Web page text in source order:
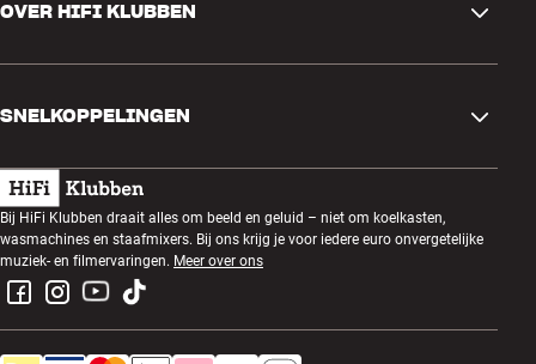
Ruilen en retourneren
Bestelling herroepen
Algemene voorwaarden
Privacybeleid
OVER HIFI KLUBBEN
Klantenclub
Luisteravond
Prijsvragen
Werken bij HiFi Klubben
SNELKOPPELINGEN
Cadeaubonnen
Bouwen met geluid
Montage en installatie
Bij HiFi Klubben draait alles om beeld en geluid – niet om koelkasten,
wasmachines en staafmixers. Bij ons krijg je voor iedere euro onvergetelijke
muziek- en filmervaringen. Meer over ons